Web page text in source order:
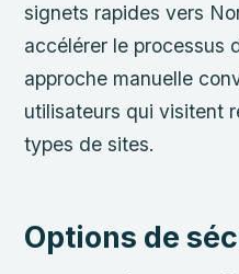
signets rapides vers
accélérer le processus
approche manuelle
utilisateurs qui visitent
types de sites.
Options de